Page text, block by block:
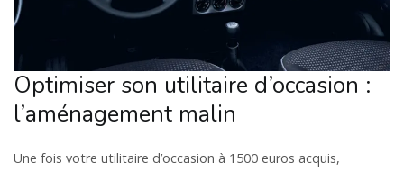
Optimiser son utilitaire d’occasion :
l’aménagement malin
Une fois votre utilitaire d’occasion à 1500 euros acquis,